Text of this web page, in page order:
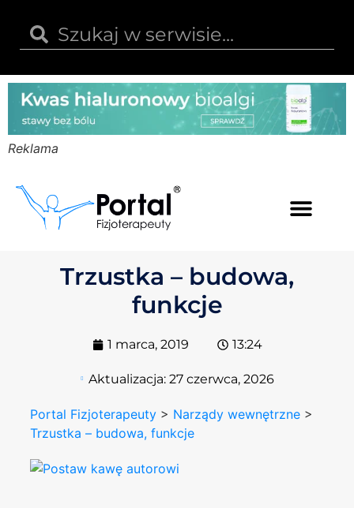
Reklama
Trzustka – budowa,
funkcje
1 marca, 2019 13:24
Aktualizacja: 27 czerwca, 2026
Portal Fizjoterapeuty > Narządy wewnętrzne >
Trzustka – budowa, funkcje